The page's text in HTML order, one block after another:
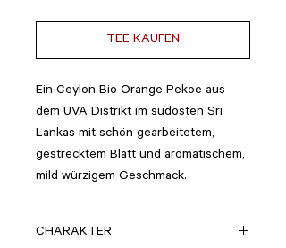
TEE KAUFEN
Ein Ceylon Bio Orange Pekoe aus
dem UVA Distrikt im südosten Sri
Lankas mit schön gearbeitetem,
gestrecktem Blatt und aromatischem,
mild würzigem Geschmack.
CHARAKTER